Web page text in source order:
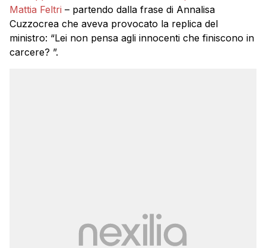
Mattia Feltri – partendo dalla frase di Annalisa
Cuzzocrea che aveva provocato la replica del
ministro: “Lei non pensa agli innocenti che finiscono in
carcere? ”.